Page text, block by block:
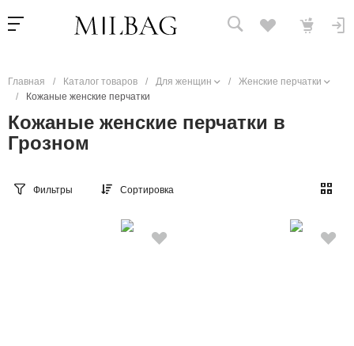
Главная / Каталог товаров / Для женщин /
Женские перчатки
/
Кожаные женские перчатки
Кожаные женские перчатки в
Грозном
Фильтры Сортировка